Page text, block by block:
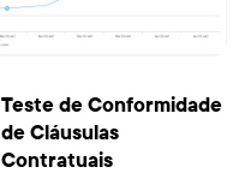
Teste de Conformidade
de Cláusulas
Contratuais